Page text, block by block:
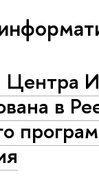
Центра
в